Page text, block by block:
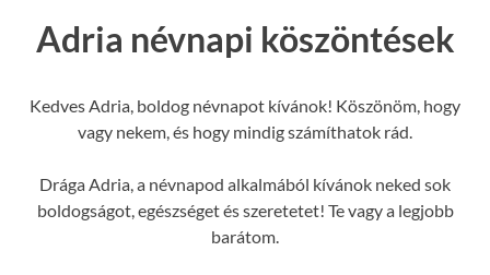
Adria névnapi köszöntések
Kedves Adria, boldog névnapot kívánok! Köszönöm, hogy
vagy nekem, és hogy mindig számíthatok rád.
Drága Adria, a névnapod alkalmából kívánok neked sok
boldogságot, egészséget és szeretetet! Te vagy a legjobb
barátom.